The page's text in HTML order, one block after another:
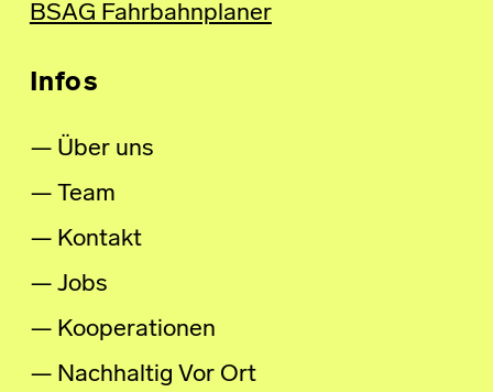
BSAG Fahrbahnplaner
Infos
Über uns
Team
Kontakt
Jobs
Kooperationen
Nachhaltig Vor Ort